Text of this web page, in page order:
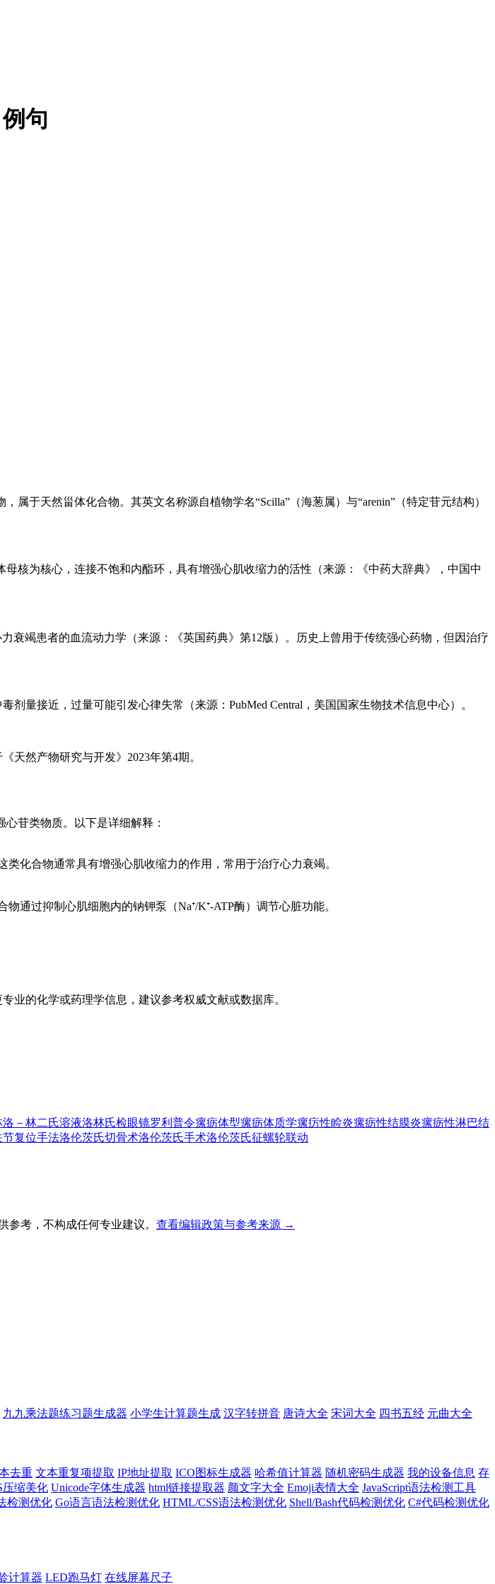
句
属于天然甾体化合物。其英文名称源自植物学名“Scilla”（海葱属）与“arenin”（特定苷元结构）
母核为核心，连接不饱和内酯环，具有增强心肌收缩力的活性（来源：《中药大辞典》，中国中
衰竭患者的血流动力学（来源：《英国药典》第12版）。历史上曾用于传统强心药物，但因治疗
量接近，过量可能引发心律失常（来源：PubMed Central，美国国家生物技术信息中心）。
天然产物研究与开发》2023年第4期。
苷类物质。以下是详细解释：
化合物通常具有增强心肌收缩力的作用，常用于治疗心力衰竭。
通过抑制心肌细胞内的钠钾泵（Na⁺/K⁺-ATP酶）调节心脏功能。
业的化学或药理学信息，建议参考权威文献或数据库。
洛－林二氏溶液洛林氏检眼镜罗利普令瘰疬体型瘰疬体质学瘰疠性睑炎瘰疬性结膜炎瘰疬性淋巴结
复位手法洛伦茨氏切骨术洛伦茨氏手术洛伦茨氏征螺轮联动
考，不构成任何专业建议。 查看编辑政策与参考来源 →
九九乘法题练习题生成器 小学生计算题生成 汉字转拼音 唐诗大全 宋词大全 四书五经 元曲大全
去重 文本重复项提取 IP地址提取 ICO图标生成器 哈希值计算器 随机密码生成器 我的设备信息 存
压缩美化 Unicode字体生成器 html链接提取器 颜文字大全 Emoji表情大全 JavaScript语法检测工具
检测优化 Go语言语法检测优化 HTML/CSS语法检测优化 Shell/Bash代码检测优化 C#代码检测优化
计算器 LED跑马灯 在线屏幕尺子